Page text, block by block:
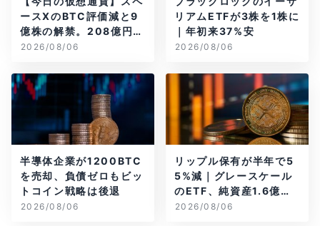
ースXのBTC評価減と9
億株の解禁。208億円相
当のBTCが盗難
2026/08/06
リアムETFが3株を1株に
｜年初来37%安
2026/08/06
半導体企業が1200BTC
を売却、負債ゼロもビッ
トコイン戦略は後退
2026/08/06
リップル保有が半年で5
5%減｜グレースケール
のETF、純資産1.6億ド
ル減
2026/08/06